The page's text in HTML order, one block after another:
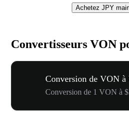
Achetez JPY
Convertisseurs VON
Conversion de VON à
Conversion de 1 VON à